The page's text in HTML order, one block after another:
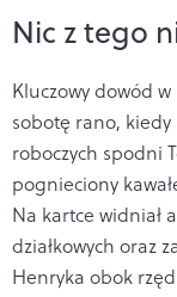
Nic z tego
Kluczowy dowód
sobotę rano,
roboczych spodni
pognieciony
Na kartce widniał
działkowych oraz
Henryka obok